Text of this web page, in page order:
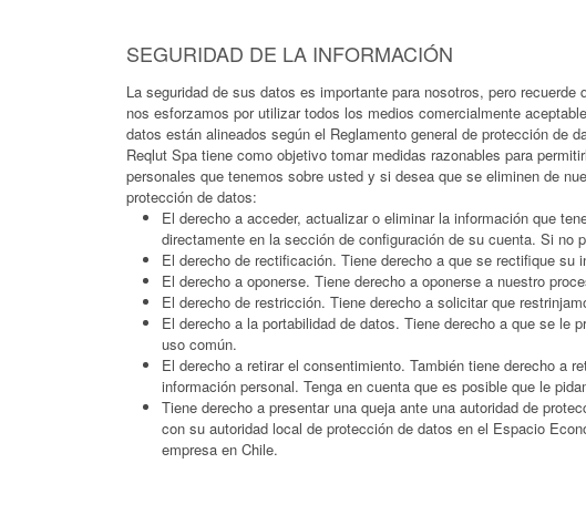
SEGURIDAD DE LA INFORMACIÓN
La seguridad de sus datos es importante para nosotros, pero
nos esforzamos por utilizar todos los medios comercialmente
datos están alineados según el Reglamento general de protección de
Reqlut Spa tiene como objetivo tomar medidas razonables para
personales que tenemos sobre usted y si desea que se eliminen de
protección de datos:
El derecho a acceder, actualizar o eliminar la información que
directamente en la sección de configuración de su cuenta. Si
El derecho de rectificación. Tiene derecho a que se rectifique
El derecho a oponerse. Tiene derecho a oponerse a nuestro
El derecho de restricción. Tiene derecho a solicitar que
El derecho a la portabilidad de datos. Tiene derecho a que se le
uso común.
El derecho a retirar el consentimiento. También tiene derecho a
información personal. Tenga en cuenta que es posible que le
Tiene derecho a presentar una queja ante una autoridad de
con su autoridad local de protección de datos en el Espacio
empresa en Chile.